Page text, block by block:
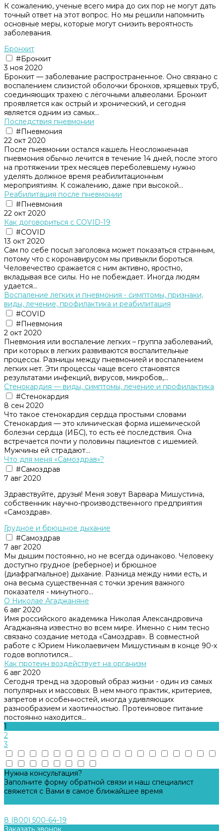
К сожалению, ученые всего мира до сих пор не могут дать
точный ответ на этот вопрос. Но мы решили напомнить
основные меры, которые могут снизить вероятность
заболевания.
Бронхит
#Бронхит
3 ноя 2020
Бронхит — заболевание распространенное. Оно связано с
воспалением слизистой оболочки бронхов, хрящевых труб,
соединяющих трахею с лёгочными альвеолами. Бронхит
проявляется как острый и хронический, и сегодня
является одним из самых...
Последствия пневмонии
#Пневмония
22 окт 2020
После пневмонии остался кашель Неосложненная
пневмония обычно лечится в течение 14 дней, после этого
на протяжении трех месяцев переболевшему нужно
уделять должное время реабилитационным
мероприятиям. К сожалению, даже при высокой...
Реабилитация после пневмонии
#Пневмония
22 окт 2020
Как договориться с COVID-19
#COVID
13 окт 2020
Сам по себе посыл заголовка может показаться странным,
потому что с коронавирусом мы привыкли бороться.
Человечество сражается с ним активно, яростно,
вкладывая все силы. Но не побеждает. Иногда людям
удается...
Воспаление легких и пневмония - симптомы, признаки,
виды, лечение, профилактика и реабилитация
#COVID
#Пневмония
2 окт 2020
Пневмония или воспаление легких – группа заболеваний,
при которых в легких развиваются воспалительные
процессы. Разницы между пневмонией и воспалением
легких нет. Эти процессы чаще всего становятся
результатами инфекций, вирусов, микробов,...
Стенокардия — виды, симптомы, лечение и профилактика
#Стенокардия
8 сен 2020
Что такое стенокардия сердца простыми словами
Стенокардия — это клиническая форма ишемической
болезни сердца (ИБС), то есть её последствия. Она
встречается почти у половины пациентов с ишемией.
Мужчины ей страдают...
Что для меня «Самоздрав»?
#Самоздрав
7 авг 2020
Здравствуйте, друзья! Меня зовут Варвара Мишустина,
собственник научно-производственного предприятия
«Самоздрав».
Грудное и брюшное дыхание
#Самоздрав
7 авг 2020
Мы дышим постоянно, но не всегда одинаково. Человеку
доступно грудное (реберное) и брюшное
(диафрагмальное) дыхание. Разница между ними есть, и
она весьма существенная с точки зрения важного
показателя - минутного...
О Николае Агаджаняне
6 авг 2020
Имя российского академика Николая Александровича
Агаджаняна известно во всем мире. Именно с ним тесно
связано создание метода «Самоздрав». В совместной
работе с Юрием Николаевичем Мишустиным в конце 90-х
годов воплотился...
Как протеин воздействует на организм
6 авг 2020
Сегодня тренд на здоровый образ жизни - один из самых
популярных и массовых. В нем много практик, критериев,
запретов и особенностей, иногда удивляющих
разнообразием и хаотичностью. Протеиновое питание
постоянно находится...
1
2
3
Нужна консультация?
Заполните форму обратной связи и наш специалист
свяжется с Вами в самое ближайшее время
8 (800) 500-64-19
Заказать звонок